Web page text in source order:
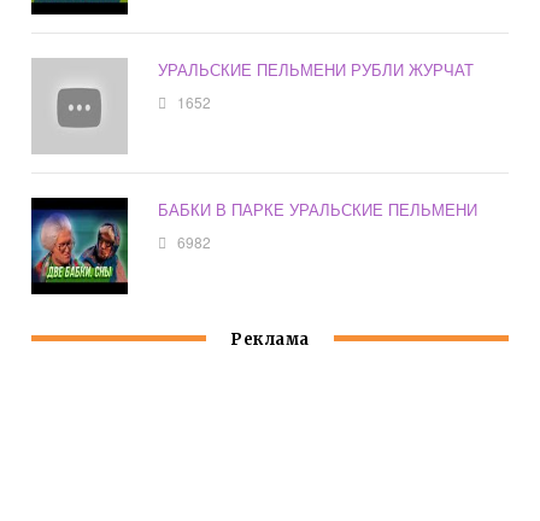
УРАЛЬСКИЕ ПЕЛЬМЕНИ РУБЛИ ЖУРЧАТ
1652
БАБКИ В ПАРКЕ УРАЛЬСКИЕ ПЕЛЬМЕНИ
6982
Реклама